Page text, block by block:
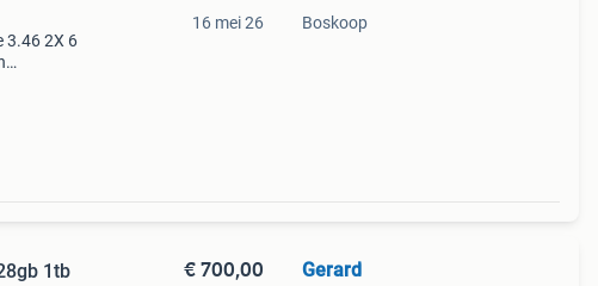
3.46 2X 6
16 mei 26 Boskoop
1tb
€ 700,00 Gerard